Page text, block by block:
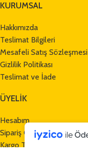
KURUMSAL
Hakkımızda
Teslimat Bilgileri
Mesafeli Satış Sözleşmesi
Gizlilik Politikası
Teslimat ve İade
ÜYELİK
Hesabım
Sipariş Geçmişi
Kargo Takibi